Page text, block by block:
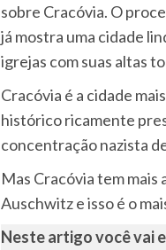
sobre Cracóvia. O
já mostra uma cidade
igrejas com suas altas
Cracóvia é a cidade
histórico ricamente
concentração nazista
Mas Cracóvia tem mais
Auschwitz e isso é o
Neste artigo você vai